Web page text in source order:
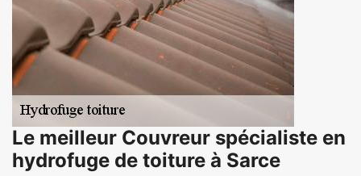
Le meilleur Couvreur spécialiste en
hydrofuge de toiture à Sarce